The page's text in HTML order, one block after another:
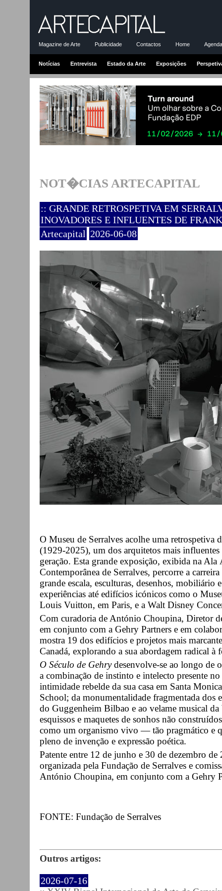
Magazine de Arte Publicidade Contactos Home
Notícias Entrevista Estado da Arte Exposições
NOT�CIAS ARTECAPITAL
:: GRANDE RETROSPETIVA EM
INOVADORES E INFLUENTES DE
Artecapital 2026-06-08
O Museu de Serralves acolhe uma retrospetiva
(1929-2025), um dos arquitetos mais influentes
geração. Esta grande exposição, exibida na
Contemporânea de Serralves, percorre a
grande escala, esculturas, desenhos, mobiliário
experiências até edifícios icónicos como o
Louis Vuitton, em Paris, e a Walt Disney
Com curadoria de António Choupina, Diretor
em conjunto com a Gehry Partners e em
mostra 19 dos edifícios e projetos mais
Canadá, explorando a sua abordagem radical à
O Século de Gehrydesenvolve-se ao longo de
a combinação de instinto e intelecto presente
intimidade rebelde da sua casa em Santa
School; da monumentalidade fragmentada dos
do Guggenheim Bilbao e ao velame musical
esquissos e maquetes de sonhos não
como um organismo vivo — tão pragmático e
pleno de invenção e expressão poética.
Patente entre 12 de junho e 30 de dezembro
organizada pela Fundação de Serralves e
António Choupina, em conjunto com a Gehry
FONTE: Fundação de Serralves
Outros artigos:
2026-07-16